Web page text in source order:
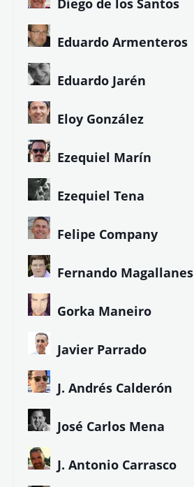
Eduardo Armenteros
Eduardo Jarén
Eloy González
Ezequiel Marín
Ezequiel Tena
Felipe Company
Fernando Magallanes
Gorka Maneiro
Javier Parrado
J. Andrés Calderón
José Carlos Mena
J. Antonio Carrasco